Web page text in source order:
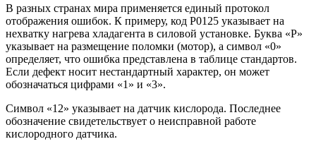
В разных странах мира применяется единый протокол
отображения ошибок. К примеру, код P0125 указывает на
нехватку нагрева хладагента в силовой установке. Буква «P»
указывает на размещение поломки (мотор), а символ «0»
определяет, что ошибка представлена в таблице стандартов.
Если дефект носит нестандартный характер, он может
обозначаться цифрами «1» и «3».
Символ «12» указывает на датчик кислорода. Последнее
обозначение свидетельствует о неисправной работе
кислородного датчика.